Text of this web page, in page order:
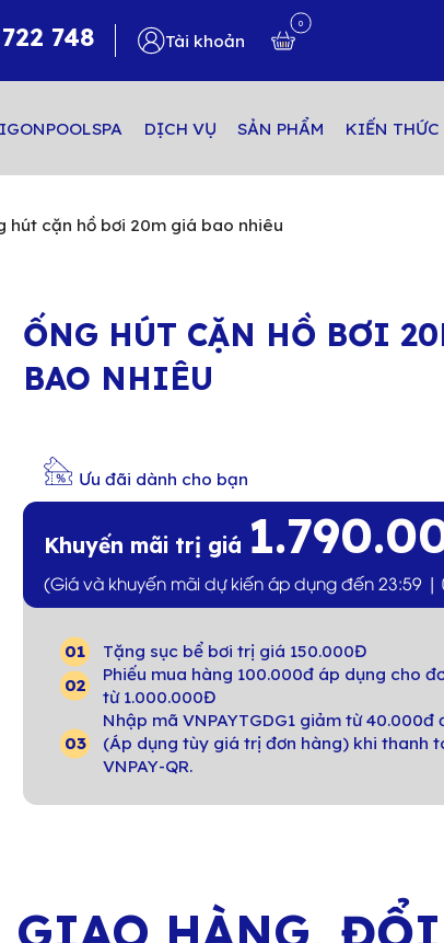
748 Tài khoản
0
DỊCH VỤ SẢN PHẨM KIẾN THỨC
hút cặn hồ bơi 20m giá bao nhiêu
ỐNG HÚT CẶN HỒ BƠI
BAO NHIÊU
Ưu đãi dành cho bạn
Khuyến mãi trị giá
(Giá và khuyến mãi dự kiến áp dụng đến 23:59 |
Tặng sục bể bơi trị giá 150.000Đ
Phiếu mua hàng 100.000đ áp dụng cho
từ 1.000.000Đ
Nhập mã VNPAYTGDG1 giảm từ 40.000đ
(Áp dụng tùy giá trị đơn hàng) khi thanh
VNPAY-QR.